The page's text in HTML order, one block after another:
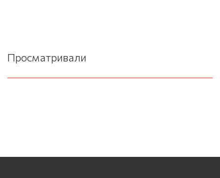
Просматривали